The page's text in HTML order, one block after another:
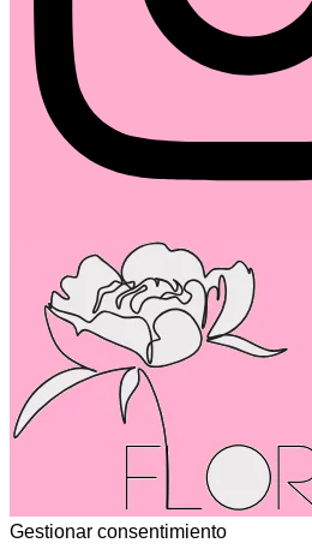
Gestionar consentimiento